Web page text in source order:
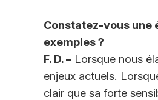
Constatez-vous une
exemples ?
F. D. – Lorsque nous
enjeux actuels.
clair que sa forte